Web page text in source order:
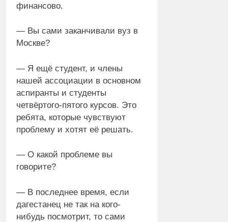
финансово.
— Вы сами заканчивали вуз в
Москве?
— Я ещё студент, и члены
нашей ассоциации в основном
аспиранты и студенты
четвёртого-пятого курсов. Это
ребята, которые чувствуют
проблему и хотят её решать.
— О какой проблеме вы
говорите?
— В последнее время, если
дагестанец не так на кого-
нибудь посмотрит, то сами